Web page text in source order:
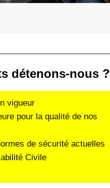
détenons-nous ?
vigueur
pour la qualité de nos
de sécurité actuelles
Civile